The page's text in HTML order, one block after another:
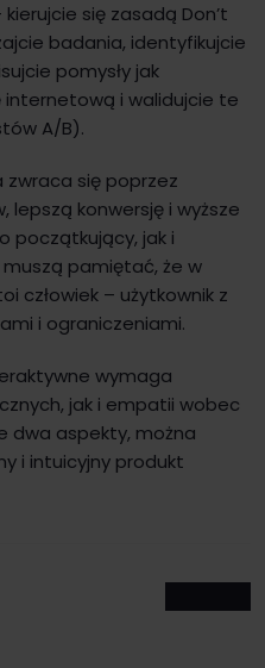
się zasadą Don’t
badania, identyfikujcie
pomysły jak
i walidujcie te
A/B).
zwraca się poprzez
lepszą konwersję i wyższe
początkujący, jak i
pamiętać, że w
człowiek – użytkownik z
i ograniczeniami.
wymaga
jak i empatii wobec
dwa aspekty, można
i intuicyjny produkt